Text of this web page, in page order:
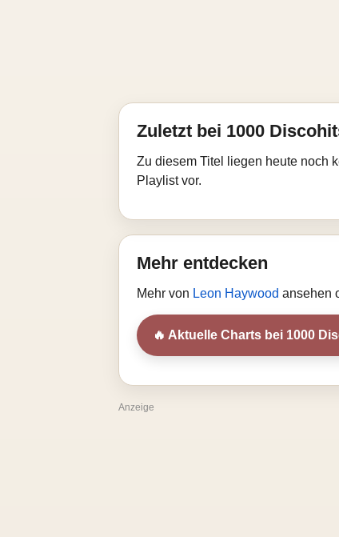
Zuletzt bei 1000
Zu diesem Titel liegen heute noch
Playlist vor.
Mehr entdecken
Mehr von Leon Haywood ansehen
🔥 Aktuelle Charts bei 1000
Anzeige